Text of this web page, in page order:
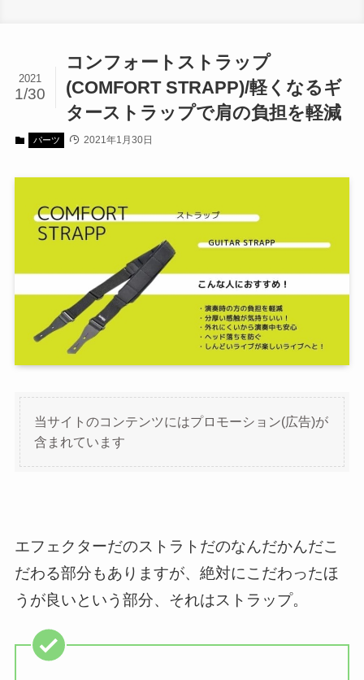
コンフォートストラップ
(COMFORT STRAPP)/軽くなるギ
ターストラップで肩の負担を軽減
2021
1/30
パーツ 2021年1月30日
当サイトのコンテンツにはプロモーション(広告)が
含まれています
エフェクターだのストラトだのなんだかんだこ
だわる部分もありますが、絶対にこだわったほ
うが良いという部分、それはストラップ。